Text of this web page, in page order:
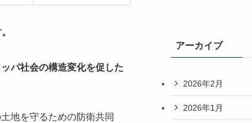
パ社会の構造変化を促した
地を守るための防衛共同
アーカイブ
2026年2月
2026年1月